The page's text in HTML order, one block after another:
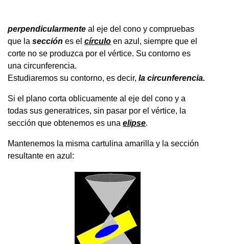
perpendicularmente al eje del cono y compruebas
que la sección es el círculo en azul, siempre que el
corte no se produzca por el vértice. Su contorno es
una circunferencia.
Estudiaremos su contorno, es decir, la circunferencia.
Si el plano corta oblicuamente al eje del cono y a
todas sus generatrices, sin pasar por el vértice, la
sección que obtenemos es una elipse.
Mantenemos la misma cartulina amarilla y la sección
resultante en azul: